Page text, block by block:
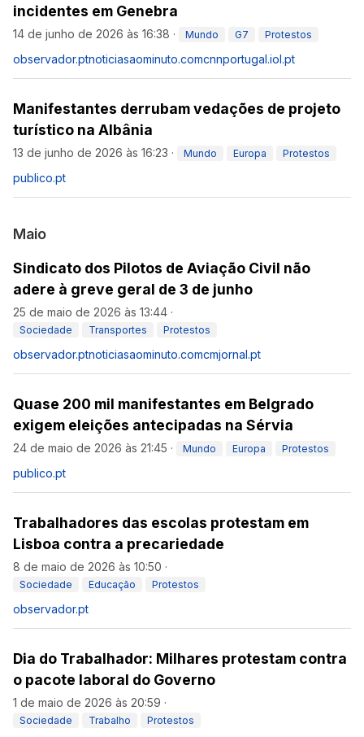
incidentes em Genebra
14 de junho de 2026 às 16:38 · Mundo G7 Protestos
observador.ptnoticiasaominuto.comcnnportugal.iol.pt
Manifestantes derrubam vedações de projeto
turístico na Albânia
13 de junho de 2026 às 16:23 · Mundo Europa Protestos
publico.pt
Maio
Sindicato dos Pilotos de Aviação Civil não
adere à greve geral de 3 de junho
25 de maio de 2026 às 13:44 ·
Sociedade Transportes Protestos
observador.ptnoticiasaominuto.comcmjornal.pt
Quase 200 mil manifestantes em Belgrado
exigem eleições antecipadas na Sérvia
24 de maio de 2026 às 21:45 · Mundo Europa Protestos
publico.pt
Trabalhadores das escolas protestam em
Lisboa contra a precariedade
8 de maio de 2026 às 10:50 ·
Sociedade Educação Protestos
observador.pt
Dia do Trabalhador: Milhares protestam contra
o pacote laboral do Governo
1 de maio de 2026 às 20:59 ·
Sociedade Trabalho Protestos